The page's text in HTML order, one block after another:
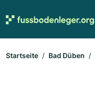
Startseite Bad Düben